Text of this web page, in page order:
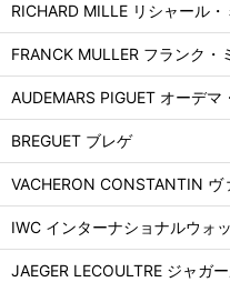
RICHARD MILLE リシャール・
FRANCK MULLER フランク・
AUDEMARS PIGUET オーデマ
BREGUET ブレゲ
VACHERON CONSTANTIN
IWC インターナショナルウォ
JAEGER LECOULTRE ジャガ